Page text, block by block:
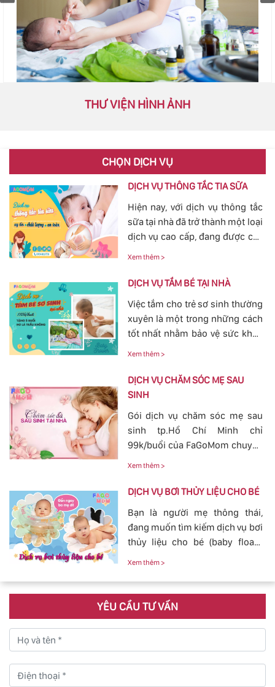
THƯ VIỆN HÌNH ẢNH
CHỌN DỊCH VỤ
DỊCH VỤ THÔNG TẮC TIA SỮA
Hiện nay, với dịch vụ thông tắc
sữa tại nhà đã trở thành một loại
dịch vụ cao cấp, đang được các
mẹ đặc biệt quan tâm, bởi tình
phổ biến. Với việc thông tắc tia
chóng thông tia sữa, giảm bớt
các cơn đau cương cứng tại
vùng bầu vú, đảm bảo cho
nguồn sữa về đều cho bé bú.
Xem thêm >
DỊCH VỤ TẮM BÉ TẠI NHÀ
Việc tắm cho trẻ sơ sinh thường
xuyên là một trong những cách
tốt nhất nhằm bảo vệ sức khỏe
cho bé yêu tránh khỏi các nguy
Bởi vậy, nhu cầu tắm cho trẻ sơ
sinh ngày càn lớn, với dịch vụ
FaGoMom cung cấp tới các mẹ
không cần phải lo nghĩ về
chuyện massage và tắm cho
con yêu của mình.
Xem thêm >
DỊCH VỤ CHĂM SÓC MẸ SAU
SINH
Gói dịch vụ chăm sóc mẹ sau
sinh tp.Hồ Chí Minh chỉ
99k/buổi của FaGoMom chuyên
nghiệp, Dịch Vụ Hoàn Hảo,
yên tâm cho mẹ và bé.
Xem thêm >
DỊCH VỤ BƠI THỦY LIỆU CHO BÉ
Bạn là người mẹ thông thái,
đang muốn tìm kiếm dịch vụ bơi
thủy liệu cho bé (baby fload)
đảm bảo uy tín và chất lượng.
Xem thêm >
YÊU CẦU TƯ VẤN